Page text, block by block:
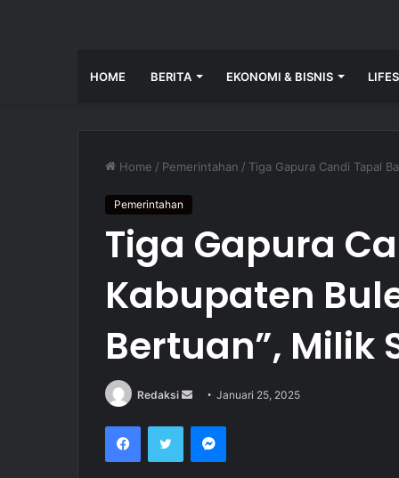
HOME BERITA EKONOMI & BISNIS
Home / Pemerintahan / Tiga Gapura Candi Tapal
Pemerintahan
Tiga Gapura
Kabupaten
Bertuan”, Milik
Redaksi Januari 25, 2025